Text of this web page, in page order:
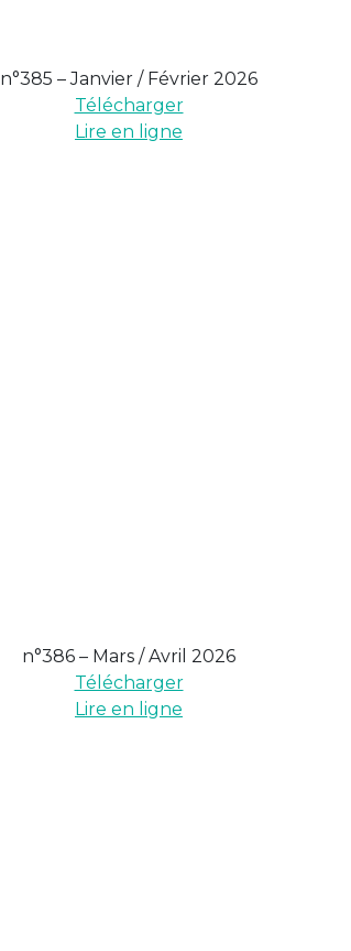
n°385 – Janvier / Février 2026
Télécharger
Lire en ligne
n°386 – Mars / Avril 2026
Télécharger
Lire en ligne